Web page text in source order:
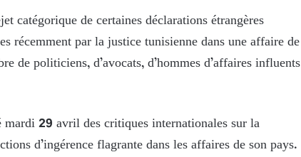
catégorique de certaines déclarations étrangères
récemment par la justice tunisienne dans une affaire de
de politiciens, d’avocats, d’hommes d’affaires influents
29 avril des critiques internationales sur la
d’ingérence flagrante dans les affaires de son pays.